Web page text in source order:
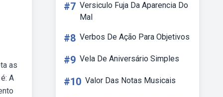
as
A
#7 Versiculo Fuja Da Aparencia Do
Mal
#8 Verbos De Ação Para Objetivos
#9 Vela De Aniversário Simples
#10 Valor Das Notas Musicais